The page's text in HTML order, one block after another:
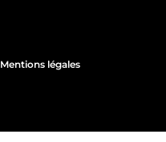
Mentions légales